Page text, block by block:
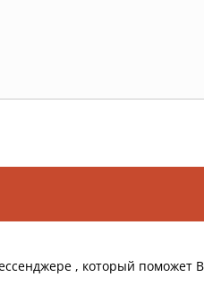
, который поможет